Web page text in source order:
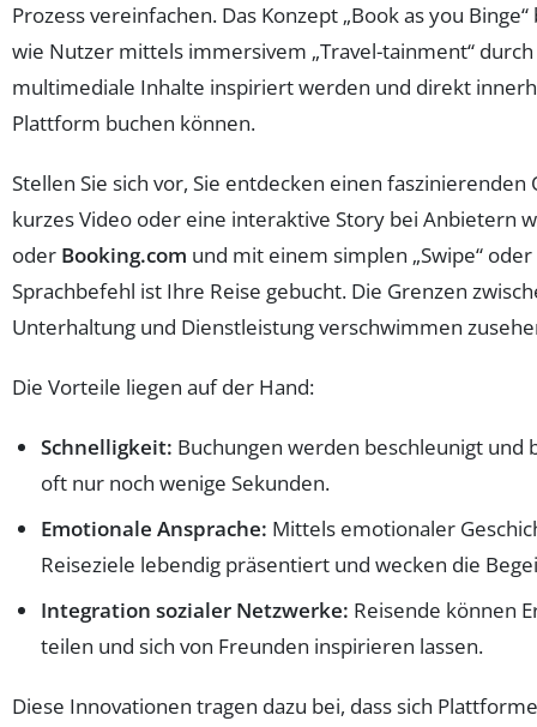
Prozess vereinfachen. Das Konzept „Book as you
wie Nutzer mittels immersivem „Travel-tainment“ durch
multimediale Inhalte inspiriert werden und direkt
Plattform buchen können.
Stellen Sie sich vor, Sie entdecken einen faszinierenden
kurzes Video oder eine interaktive Story bei Anbietern
oder Booking.com und mit einem simplen „Swipe“ oder
Sprachbefehl ist Ihre Reise gebucht. Die Grenzen
Unterhaltung und Dienstleistung verschwimmen
Die Vorteile liegen auf der Hand:
Schnelligkeit: Buchungen werden beschleunigt und
oft nur noch wenige Sekunden.
Emotionale Ansprache: Mittels emotionaler
Reiseziele lebendig präsentiert und wecken die
Integration sozialer Netzwerke: Reisende können
teilen und sich von Freunden inspirieren lassen.
Diese Innovationen tragen dazu bei, dass sich